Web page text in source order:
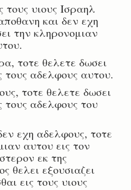
τους υιους Ισραηλ
και δεν εχη
την κληρονομιαν
τοτε θελετε δωσει
τους αδελφους αυτου.
τοτε θελετε δωσει
τους αδελφους του
εχη αδελφους, τοτε
αυτου εις τον
εκ της
θελει εξουσιαζει
εις τους υιους